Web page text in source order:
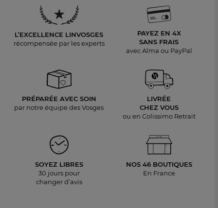
L’EXCELLENCE LINVOSGES
récompensée par les experts
PAYEZ EN 4X
SANS FRAIS
avec Alma ou PayPal
PRÉPARÉE AVEC SOIN
par notre équipe des Vosges
LIVRÉE
CHEZ VOUS
ou en Colissimo Retrait
SOYEZ LIBRES
30 jours pour
changer d’avis
NOS 46 BOUTIQUES
En France